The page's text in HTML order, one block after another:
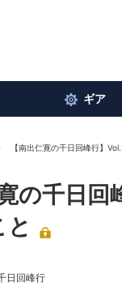
ギア
【南出仁寛の千日回峰行】
寛の千日
と
日回峰行